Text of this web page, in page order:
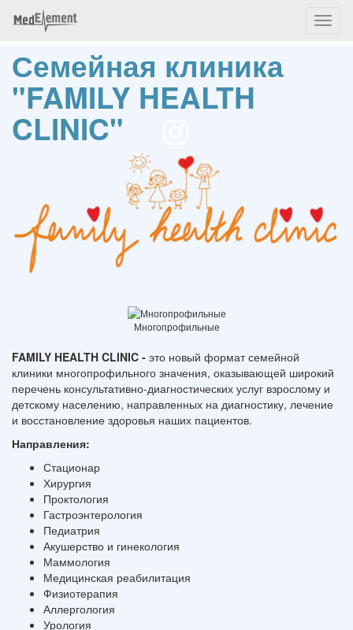
Семейная клиника
"FAMILY HEALTH
CLINIC"
Многопрофильные
FAMILY HEALTH CLINIC - это новый формат семейной
клиники многопрофильного значения, оказывающей широкий
перечень консультативно-диагностических услуг взрослому и
детскому населению, направленных на диагностику, лечение
и восстановление здоровья наших пациентов.
Направления:
Стационар
Хирургия
Проктология
Гастроэнтерология
Педиатрия
Акушерство и гинекология
Маммология
Медицинская реабилитация
Физиотерапия
Аллергология
Урология